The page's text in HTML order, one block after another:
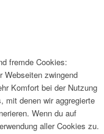
fremde Cookies:
Webseiten zwingend
Komfort bei der Nutzung
mit denen wir aggregierte
Wenn du auf
aller Cookies zu.